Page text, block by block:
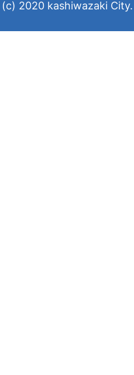
2020 kashiwazaki